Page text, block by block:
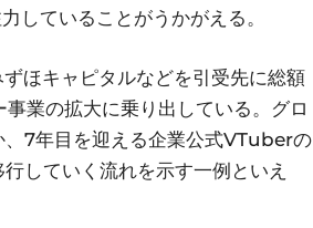
していることがうかがえる。
ほキャピタルなどを引受先に総額
業の拡大に乗り出している。グロ
7年目を迎える企業公式VTuberの
していく流れを示す一例といえ